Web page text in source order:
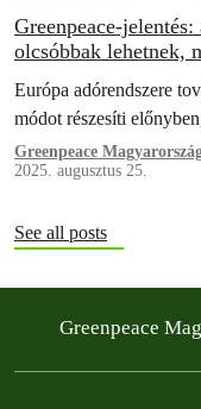
Greenpeace-
olcsóbbak lehetnek,
Európa adórendszere
módot részesíti
Greenpeace
2025. augusztus 25.
See all posts
Greenpeace